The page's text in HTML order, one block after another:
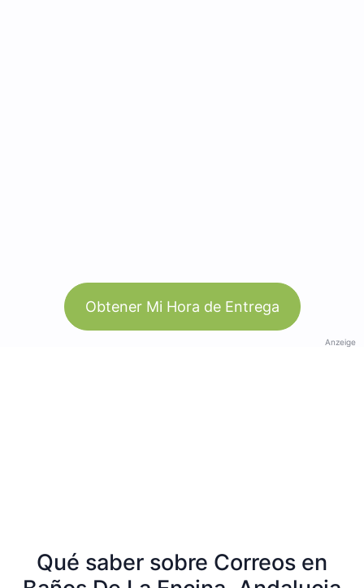
Obtener Mi Hora de Entrega
Anzeige
Qué saber sobre Correos en